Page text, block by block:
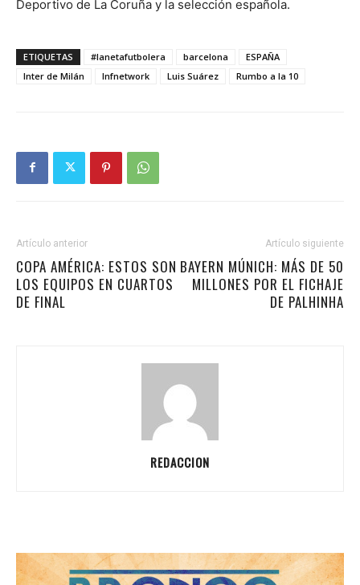
Deportivo de La Coruña y la selección española.
ETIQUETAS #lanetafutbolera barcelona
ESPAÑA
Inter de Milán
lnfnetwork Luis Suárez Rumbo a la 10
Artículo anterior
COPA AMÉRICA: ESTOS SON
LOS EQUIPOS EN CUARTOS
DE FINAL
Artículo siguiente
BAYERN MÚNICH: MÁS DE 50
MILLONES POR EL FICHAJE
DE PALHINHA
REDACCION